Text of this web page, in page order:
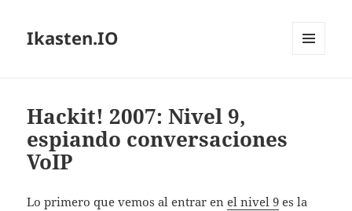
Ikasten.IO
Hackit! 2007: Nivel 9,
espiando conversaciones
VoIP
Lo primero que vemos al entrar enel nivel 9 es la